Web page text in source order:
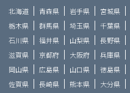
北海道 青森県 岩手県 宮城県
栃木県
群馬県 埼玉県 千葉県
石川県
福井県 山梨県 長野県
滋賀県
京都府 大阪府 兵庫県
岡山県
広島県 山口県 徳島県
佐賀県
長崎県 熊本県 大分県